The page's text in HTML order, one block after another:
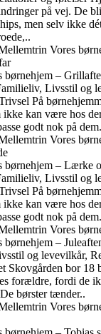
på vej. De
men selv ikke
Vores
børnehjem –
Livsstil og
På
ikke kan være hos
godt nok på
Vores
børnehjem – Lærke
Livsstil og
På
ikke kan være hos
godt nok på
Vores
børnehjem –
og levevilkår,
Skovgården bor 18
forældre, fordi de
børster tænder..
Vores